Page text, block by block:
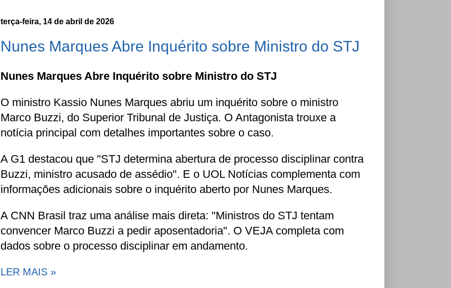
terça-feira, 14 de abril de 2026
Nunes Marques Abre Inquérito sobre Ministro do STJ
Nunes Marques Abre Inquérito sobre Ministro do STJ
O ministro Kassio Nunes Marques abriu um inquérito sobre o ministro
Marco Buzzi, do Superior Tribunal de Justiça. O Antagonista trouxe a
notícia principal com detalhes importantes sobre o caso.
A G1 destacou que "STJ determina abertura de processo disciplinar contra
Buzzi, ministro acusado de assédio". E o UOL Notícias complementa com
informações adicionais sobre o inquérito aberto por Nunes Marques.
A CNN Brasil traz uma análise mais direta: "Ministros do STJ tentam
convencer Marco Buzzi a pedir aposentadoria". O VEJA completa com
dados sobre o processo disciplinar em andamento.
LER MAIS »